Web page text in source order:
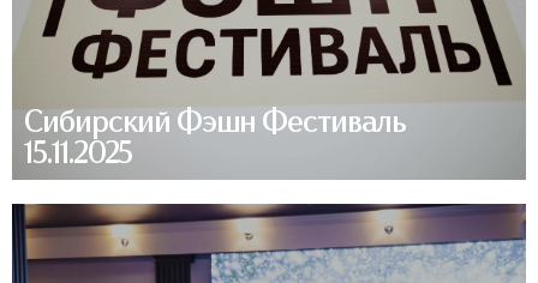
Сибирский Фэшн Фестиваль
15.11.2025